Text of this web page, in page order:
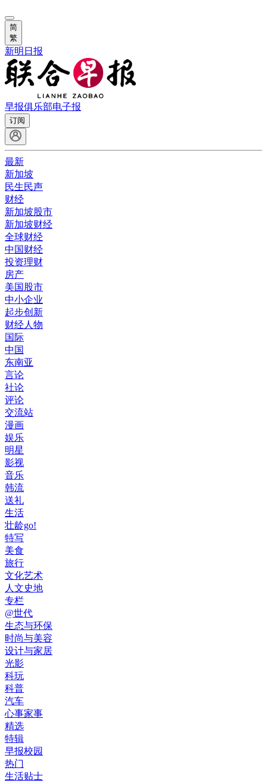
简
繁
新明日报
早报俱乐部电子报
订阅
最新
新加坡
民生民声
财经
新加坡股市
新加坡财经
全球财经
中国财经
投资理财
房产
美国股市
中小企业
起步创新
财经人物
国际
中国
东南亚
言论
社论
评论
交流站
漫画
娱乐
明星
影视
音乐
韩流
送礼
生活
壮龄go!
特写
美食
旅行
文化艺术
人文史地
专栏
@世代
生态与环保
时尚与美容
设计与家居
光影
科玩
科普
汽车
心事家事
精选
特辑
早报校园
热门
生活贴士